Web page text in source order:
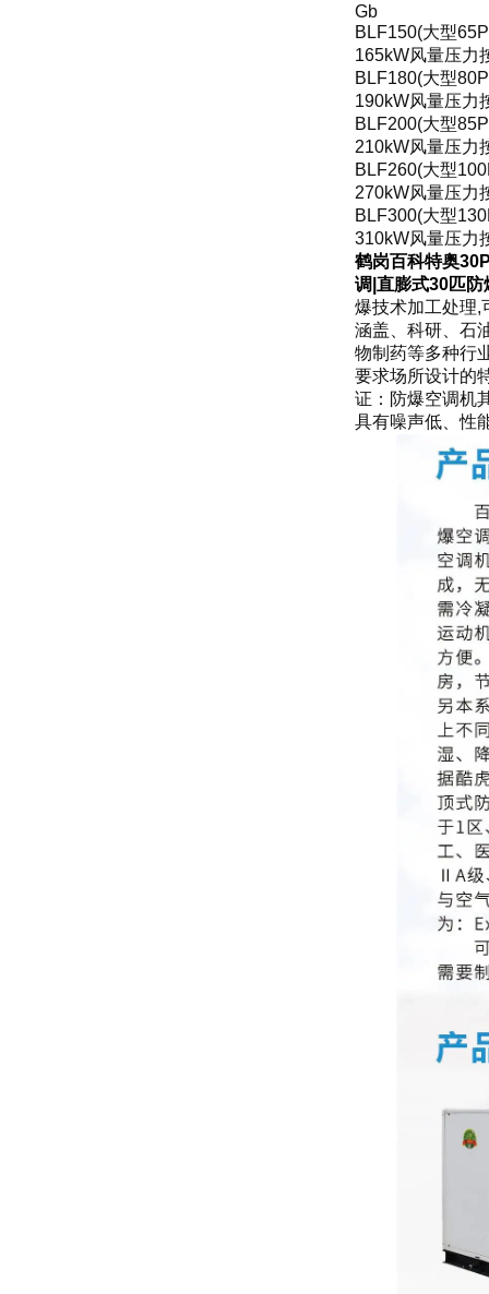
Gb
BLF150(大型
165kW风量压力
BLF180(大型
190kW风量压力
BLF200(大型
210kW风量压力
BLF260(大型
270kW风量压力
BLF300(大型
310kW风量压力
鹤岗百科特奥
调|直膨式30匹
爆技术加工处理,
涵盖、科研、石
物制药等多种行
要求场所设计的
证：防爆空调机
具有噪声低、性